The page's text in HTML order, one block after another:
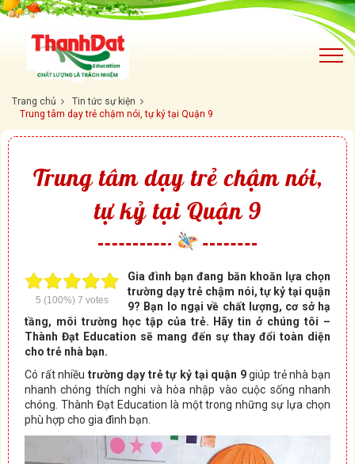
Trang chủ
Tin tức sự kiện
Trung tâm dạy trẻ chậm nói, tự kỷ tại Quận 9
Trung tâm dạy trẻ chậm nói,
tự kỷ tại Quận 9
5 (100%) 7 votes
Gia đình bạn đang băn khoăn lựa chọn
trường dạy trẻ chậm nói, tự kỷ tại quận
9? Bạn lo ngại về chất lượng, cơ sở hạ
tầng, môi trường học tập của trẻ. Hãy tin ở chúng tôi –
Thành Đạt Education sẽ mang đến sự thay đổi toàn diện
cho trẻ nhà bạn.
Có rất nhiều trường dạy trẻ tự kỷ tại quận 9giúp trẻ nhà bạn
nhanh chóng thích nghi và hòa nhập vào cuộc sống nhanh
chóng. Thành Đạt Education là một trong những sự lựa chọn
phù hợp cho gia đình bạn.